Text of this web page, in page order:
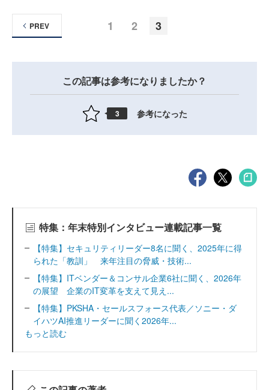
1 2 3
PREV
この記事は参考になりましたか？
3 参考になった
特集：年末特別インタビュー連載記事一覧
【特集】セキュリティリーダー8名に聞く、2025年に得
られた「教訓」 来年注目の脅威・技術...
【特集】ITベンダー＆コンサル企業6社に聞く、2026年
の展望 企業のIT変革を支えて見え...
【特集】PKSHA・セールスフォース代表／ソニー・ダ
イハツAI推進リーダーに聞く2026年...
もっと読む